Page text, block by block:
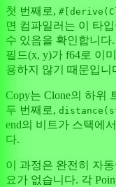
첫 번째로,
면 컴파일러는 이 타
수 있음을 확인합니다
필드(x, y)가 f64로 이
용하지 않기 때문입니
Copy는 Clone의 하위
두 번째로,
end의 비트가 스택에
다.
이 과정은 완전히 자동
요가 없습니다. 각